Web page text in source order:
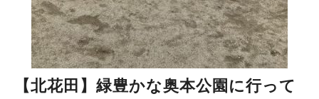
【北花田】緑豊かな奥本公園に行って